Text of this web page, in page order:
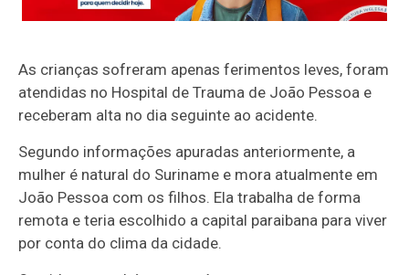
As crianças sofreram apenas ferimentos leves, foram
atendidas no Hospital de Trauma de João Pessoa e
receberam alta no dia seguinte ao acidente.
Segundo informações apuradas anteriormente, a
mulher é natural do Suriname e mora atualmente em
João Pessoa com os filhos. Ela trabalha de forma
remota e teria escolhido a capital paraibana para viver
por conta do clima da cidade.